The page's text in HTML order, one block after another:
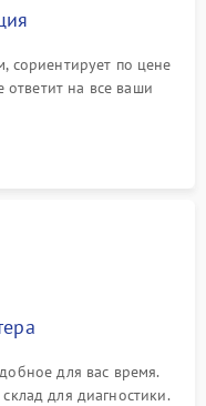
сориентирует по цене
ответит на все ваши
для вас время.
для диагностики.